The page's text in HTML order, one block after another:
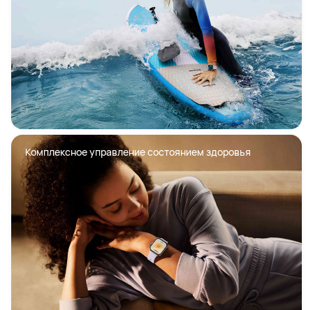
Комплексное управление состоянием здоровья